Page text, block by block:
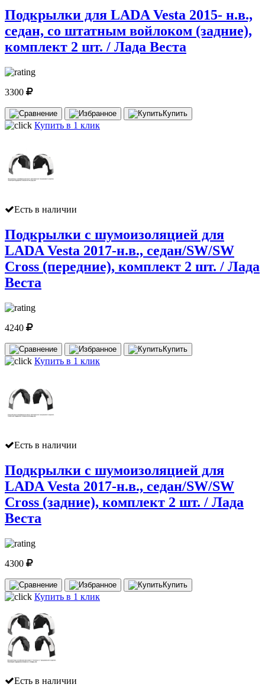
Подкрылки для LADA Vesta 2015- н.в.,
седан, со штатным войлоком (задние),
комплект 2 шт. / Лада Веста
3300
Купить
Купить в 1 клик
Есть в наличии
Подкрылки с шумоизоляцией для
LADA Vesta 2017-н.в., седан/SW/SW
Cross (передние), комплект 2 шт. / Лада
Веста
4240
Купить
Купить в 1 клик
Есть в наличии
Подкрылки с шумоизоляцией для
LADA Vesta 2017-н.в., седан/SW/SW
Cross (задние), комплект 2 шт. / Лада
Веста
4300
Купить
Купить в 1 клик
Есть в наличии